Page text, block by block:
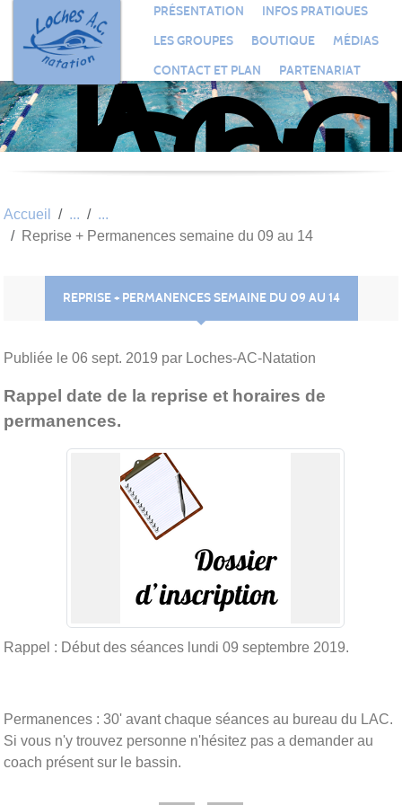
PRÉSENTATION
INFOS PRATIQUES
LES GROUPES
BOUTIQUE
MÉDIAS
CONTACT ET PLAN
PARTENARIAT
Accueil
Reprise + Permanences semaine du 09 au 14
REPRISE + PERMANENCES SEMAINE DU 09 AU 14
Publiée le 06 sept. 2019 par Loches-AC-Natation
Rappel date de la reprise et horaires de
permanences.
Rappel : Début des séances lundi 09 septembre 2019.
Permanences : 30' avant chaque séances au bureau du LAC.
Si vous n'y trouvez personne n'hésitez pas a demander au
coach présent sur le bassin.
Panneau de gestion des cookies